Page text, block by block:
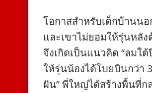
โอกาสสำหรับเด็กบ้านนอ
และเขาไม่ยอมให้รุ่นหลั
จึงเกิดเป็นแนวคิด “ลมใ
ให้รุ่นน้องได้โบยบินกว่า
ฝัน” พี่ใหญ่ได้สร้างพื้นที่ก